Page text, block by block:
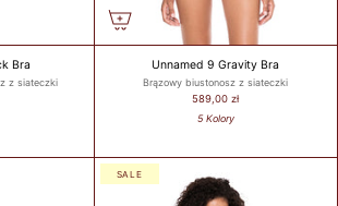
Bra
z siateczki
Unnamed 9 Gravity Bra
Brązowy biustonosz z siateczki
589,00 zł
5 Kolory
SALE